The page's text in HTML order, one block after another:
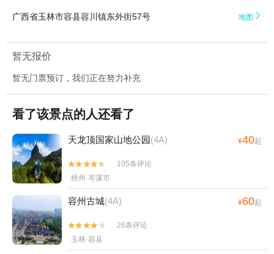
广西省玉林市容县容川镇东外街57号 地图 
暂无报价
暂无门票预订，我们正在努力补充
看了该景点的人还看了
天龙顶国家山地公园(4A) ¥40起


105条评论
梧州·岑溪市
容州古城(4A) ¥60起


26条评论
玉林·容县